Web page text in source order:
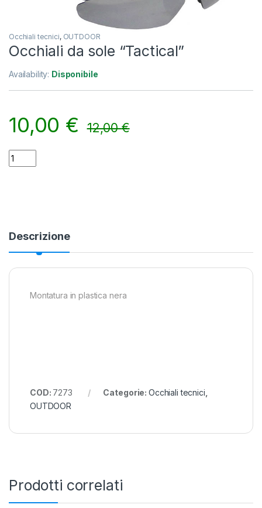
Occhiali tecnici, OUTDOOR
Occhiali da sole “Tactical”
Availability: Disponibile
10,00 € 12,00€
Occhiali da sole "Tactical" quantity
Descrizione
Montatura in plastica nera
COD: 7273 Categorie: Occhiali tecnici
OUTDOOR
Prodotti correlati